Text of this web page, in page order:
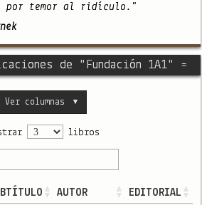
por temor al ridículo."
de "Fundación 1A1" =
Ver columnas ▼
libros
AUTOR EDITORIAL